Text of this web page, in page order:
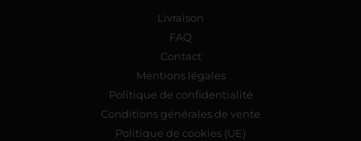
Livraison
FAQ
Contact
Mentions légales
Politique de confidentialité
Conditions générales de vente
Politique de cookies (UE)